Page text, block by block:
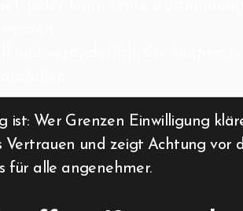
ist: Wer Grenzen Einwilligung
Vertrauen und zeigt Achtung vor
für alle angenehmer.